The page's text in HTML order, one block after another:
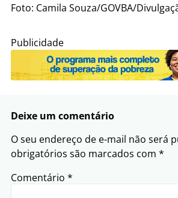
Foto: Camila Souza/GOVBA/
Publicidade
Deixe um comentário
O seu endereço de e-mail não será
obrigatórios são marcados com *
Comentário *